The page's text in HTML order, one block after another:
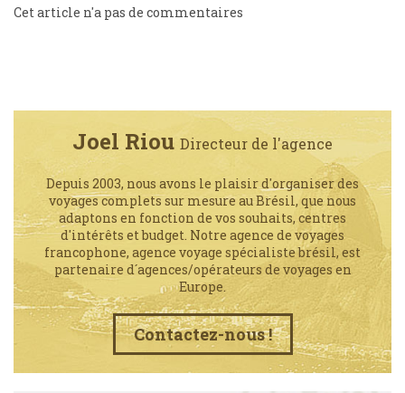
Cet article n'a pas de commentaires
Joel Riou Directeur de l'agence
Depuis 2003, nous avons le plaisir d'organiser des
voyages complets sur mesure au Brésil, que nous
adaptons en fonction de vos souhaits, centres
d'intérêts et budget. Notre agence de voyages
francophone, agence voyage spécialiste brésil, est
partenaire d´agences/opérateurs de voyages en
Europe.
Contactez-nous !